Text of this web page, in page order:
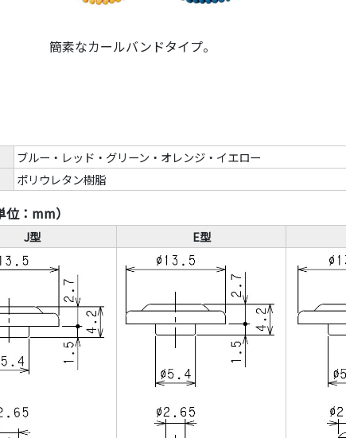
簡素なカールバンドタイプ。
ブルー・レッド・グリーン・オレンジ・イエロー
ポリウレタン樹脂
：mm）
J型 E型